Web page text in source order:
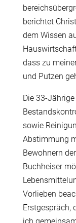
berichtet
dem Wissen
dass zu
und Putzen
Die 33-
sowie
Abstimmung
Bewohnern
Buchheiser
Vorlieben
Erstgespräch,